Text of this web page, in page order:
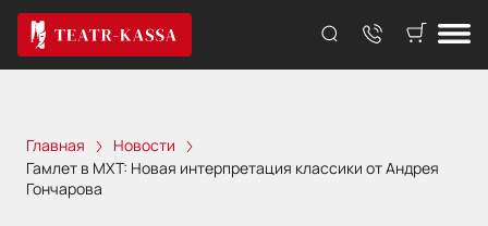
Главная
Новости
Гамлет в МХТ: Новая интерпретация классики от Андрея
Гончарова